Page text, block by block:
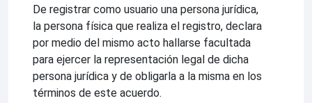
De registrar como usuario una persona jurídica,
la persona física que realiza el registro, declara
por medio del mismo acto hallarse facultada
para ejercer la representación legal de dicha
persona jurídica y de obligarla a la misma en los
términos de este acuerdo.